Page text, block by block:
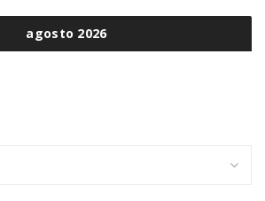
agosto 2026